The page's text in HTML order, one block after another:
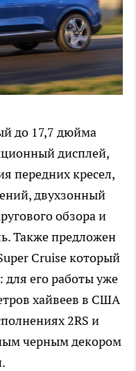
до 17,7 дюйма
дисплей,
передних кресел,
двухзонный
обзора и
Также предложен
Cruise который
для его работы уже
хайвеев в США
2RS и
черным декором